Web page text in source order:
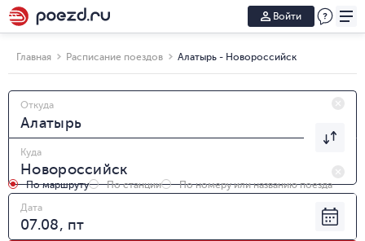
Войти
Главная Расписание поездов Алатырь - Новороссийск
Откуда
Куда
По маршруту По станции
По номеру или названию поезда
Дата